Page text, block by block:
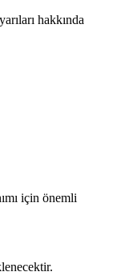
hakkında
için önemli